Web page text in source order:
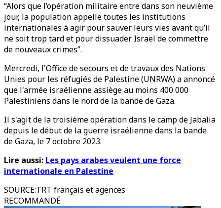
“Alors que l’opération militaire entre dans son neuvième
jour, la population appelle toutes les institutions
internationales à agir pour sauver leurs vies avant qu’il
ne soit trop tard et pour dissuader Israël de commettre
de nouveaux crimes”.
Mercredi, l'Office de secours et de travaux des Nations
Unies pour les réfugiés de Palestine (UNRWA) a annoncé
que l'armée israélienne assiège au moins 400 000
Palestiniens dans le nord de la bande de Gaza.
Il s'agit de la troisième opération dans le camp de Jabalia
depuis le début de la guerre israélienne dans la bande
de Gaza, le 7 octobre 2023.
Lire aussi: Les pays arabes veulent une force
internationale en Palestine
SOURCE:TRT français et agences
RECOMMANDÉ